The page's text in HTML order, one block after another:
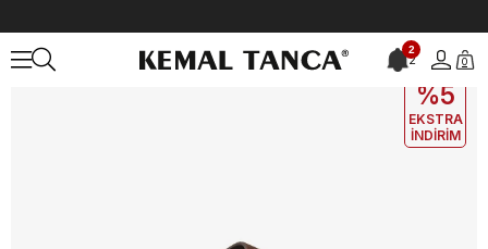
2
2 0
EKLE5
%5
EKSTRA
İNDİRİM